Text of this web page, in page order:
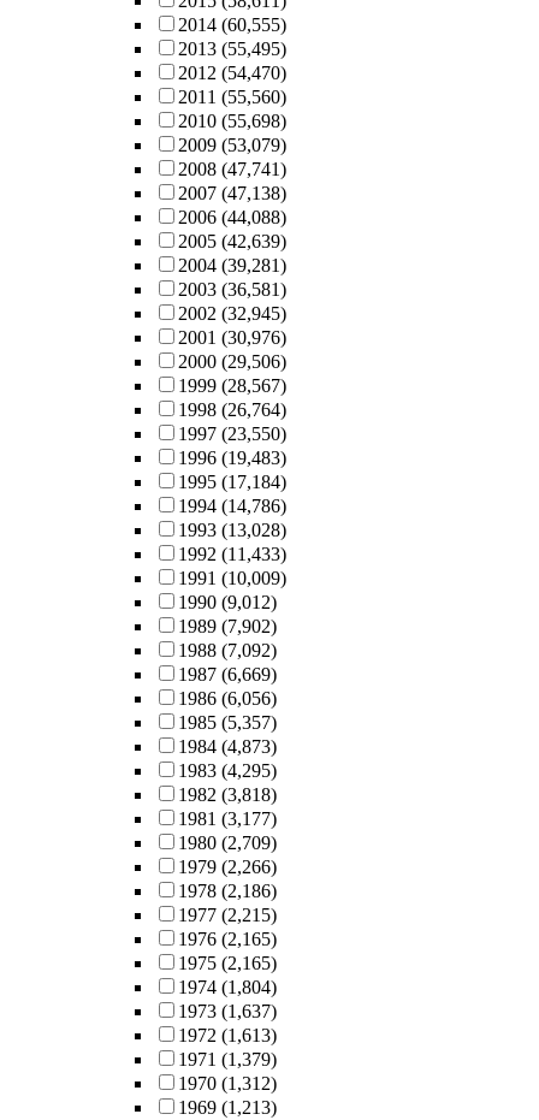
2014 (60,555)
2013 (55,495)
2012 (54,470)
2011 (55,560)
2010 (55,698)
2009 (53,079)
2008 (47,741)
2007 (47,138)
2006 (44,088)
2005 (42,639)
2004 (39,281)
2003 (36,581)
2002 (32,945)
2001 (30,976)
2000 (29,506)
1999 (28,567)
1998 (26,764)
1997 (23,550)
1996 (19,483)
1995 (17,184)
1994 (14,786)
1993 (13,028)
1992 (11,433)
1991 (10,009)
1990 (9,012)
1989 (7,902)
1988 (7,092)
1987 (6,669)
1986 (6,056)
1985 (5,357)
1984 (4,873)
1983 (4,295)
1982 (3,818)
1981 (3,177)
1980 (2,709)
1979 (2,266)
1978 (2,186)
1977 (2,215)
1976 (2,165)
1975 (2,165)
1974 (1,804)
1973 (1,637)
1972 (1,613)
1971 (1,379)
1970 (1,312)
1969 (1,213)